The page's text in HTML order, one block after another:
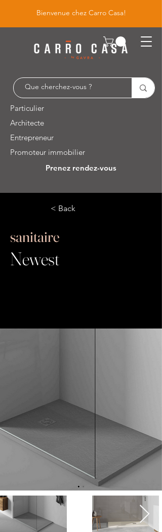
Bienvenue chez Carro Casa!
Particulier
Architecte
Entrepreneur
Promoteur immobilier
Prenez rendez-vous
Leuvensesteenweg 526 / 1930 Zaventem
< Back
sanitaire
Newest